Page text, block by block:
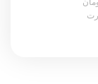
میلیون تومان